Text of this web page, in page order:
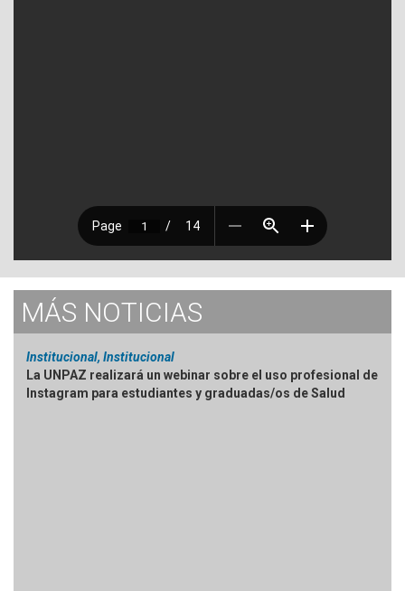
MÁS NOTICIAS
Institucional, Institucional
La UNPAZ realizará un webinar sobre el uso profesional de
Instagram para estudiantes y graduadas/os de Salud